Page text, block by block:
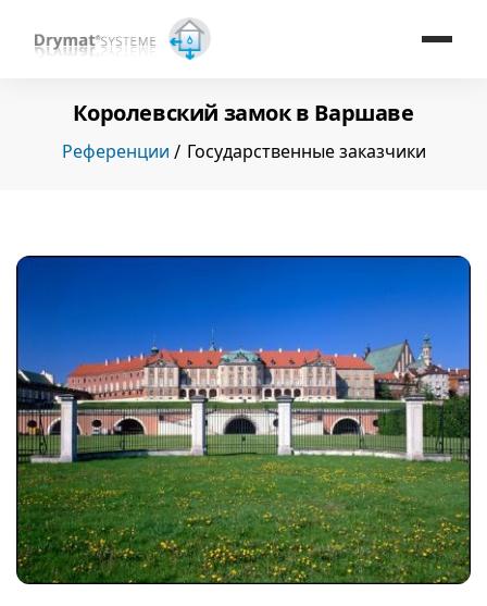
Королевский замок в Варшаве
Референции Государственные заказчики